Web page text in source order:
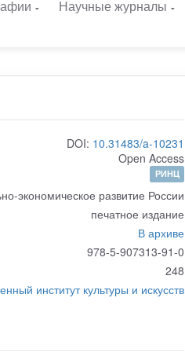
Научные журналы
DOI: 10.31483/a-10231
Open Access
РИНЦ
экономическое развитие России
печатное издание
В архиве
978-5-907313-91-0
248
институт культуры и искусств